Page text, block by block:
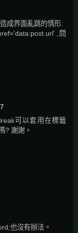
成界面亂跳的情形.
,問
可以套用在標籤
? 謝謝。
也沒有辦法。